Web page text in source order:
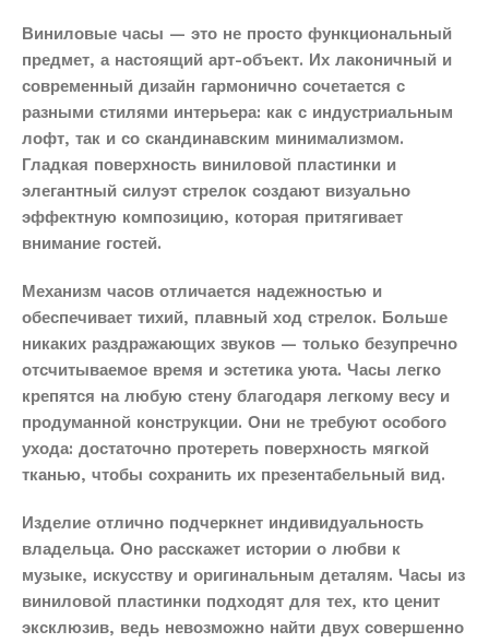
Виниловые часы — это не просто функциональный
предмет, а настоящий арт-объект. Их лаконичный и
современный дизайн гармонично сочетается с
разными стилями интерьера: как с индустриальным
лофт, так и со скандинавским минимализмом.
Гладкая поверхность виниловой пластинки и
элегантный силуэт стрелок создают визуально
эффектную композицию, которая притягивает
внимание гостей.
Механизм часов отличается надежностью и
обеспечивает тихий, плавный ход стрелок. Больше
никаких раздражающих звуков — только безупречно
отсчитываемое время и эстетика уюта. Часы легко
крепятся на любую стену благодаря легкому весу и
продуманной конструкции. Они не требуют особого
ухода: достаточно протереть поверхность мягкой
тканью, чтобы сохранить их презентабельный вид.
Изделие отлично подчеркнет индивидуальность
владельца. Оно расскажет истории о любви к
музыке, искусству и оригинальным деталям. Часы из
виниловой пластинки подходят для тех, кто ценит
эксклюзив, ведь невозможно найти двух совершенно